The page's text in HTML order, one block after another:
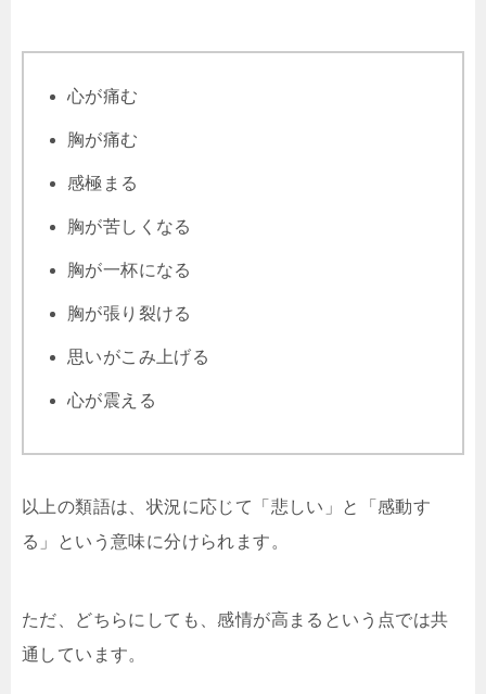
心が痛む
胸が痛む
感極まる
胸が苦しくなる
胸が一杯になる
胸が張り裂ける
思いがこみ上げる
心が震える
以上の類語は、状況に応じて「悲しい」と「感動す
る」という意味に分けられます。
ただ、どちらにしても、感情が高まるという点では共
通しています。